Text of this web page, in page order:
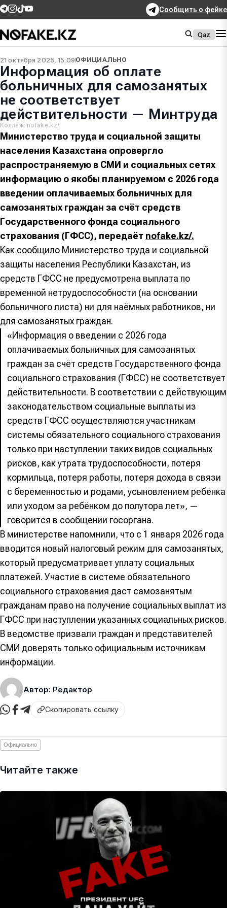
Сообщить о фейке
Qaz
21 октября 2025, 15:09ОФИЦИАЛЬНО
Информация об оплате
больничных для самозанятых
не соответствует
действительности — Минтруда
Коллаж: nofake.kz/
Министерство труда и социальной защиты
населения Казахстана опровергло
распространяемую в СМИ и социальных сетях
информацию о якобы планируемом с 2026 года
введении оплачиваемых больничных для
самозанятых граждан за счёт средств
Государственного фонда социального
страхования (ГФСС), передаёт nofake.kz/.
Как сообщило Министерство труда и социальной
защиты населения Республики Казахстан, из
средств ГФСС не предусмотрена выплата по
временной нетрудоспособности (на основании
больничного листа) ни для наёмных работников, ни
для самозанятых граждан.
«Информация о введении с 2026 года
оплачиваемых больничных для самозанятых
граждан за счёт средств Государственного фонда
социального страхования (ГФСС) не соответствует
действительности. В соответствии с действующим
законодательством социальные выплаты из
средств ГФСС осуществляются участникам
системы обязательного социального страхования
только при наступлении таких видов социальных
рисков, как утрата трудоспособности, потеря
кормильца, потеря работы, потеря дохода в связи
с беременностью и родами, усыновлением ребёнка
или уходом за ребёнком до полутора лет», —
говорится в сообщении госоргана.
В министерстве напомнили, что с 1 января 2026 года
вводится новый налоговый режим для самозанятых,
который предусматривает уплату социальных
платежей. Участие в системе обязательного
социального страхования даст самозанятым
гражданам право на получение социальных выплат из
ГФСС при наступлении указанных социальных рисков.
В ведомстве призвали граждан и представителей
СМИ доверять только официальным источникам
информации.
Автор: Редактор
Скопировать ссылку
Официально
Читайте также